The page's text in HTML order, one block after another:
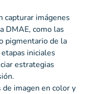
capturar imágenes
DMAE, como las
pigmentario de la
iniciales
estrategias
de imagen en color y